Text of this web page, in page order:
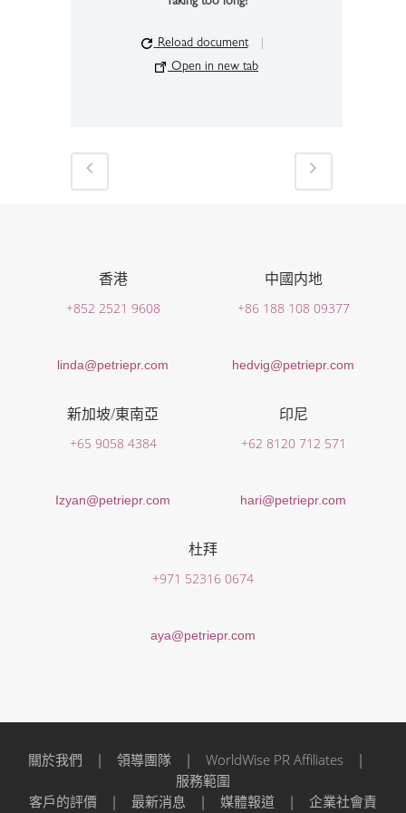
Reload document
Open in new tab
香港
+852 2521 9608
linda@petriepr.com
中國内地
+86 188 108 09377
hedvig@petriepr.com
新加坡/東南亞
+65 9058 4384
Izyan@petriepr.com
印尼
+62 8120 712 571
hari@petriepr.com
杜拜
+971 52316 0674
aya@petriepr.com
關於我們 | 領導團隊 | WorldWise PR Affiliates |
服務範圍
客戶的評價 | 最新消息 | 媒體報道 | 企業社會責